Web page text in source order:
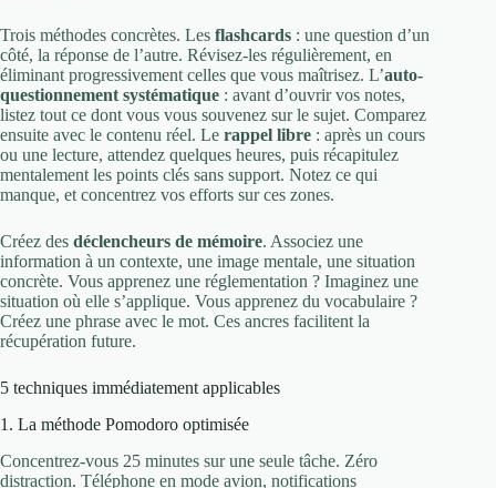
Trois méthodes concrètes. Les flashcards : une question d’un
côté, la réponse de l’autre. Révisez-les régulièrement, en
éliminant progressivement celles que vous maîtrisez. L’auto-
questionnement systématique : avant d’ouvrir vos notes,
listez tout ce dont vous vous souvenez sur le sujet. Comparez
ensuite avec le contenu réel. Le rappel libre : après un cours
ou une lecture, attendez quelques heures, puis récapitulez
mentalement les points clés sans support. Notez ce qui
manque, et concentrez vos efforts sur ces zones.
Créez des déclencheurs de mémoire. Associez une
information à un contexte, une image mentale, une situation
concrète. Vous apprenez une réglementation ? Imaginez une
situation où elle s’applique. Vous apprenez du vocabulaire ?
Créez une phrase avec le mot. Ces ancres facilitent la
récupération future.
5 techniques immédiatement applicables
1. La méthode Pomodoro optimisée
Concentrez-vous 25 minutes sur une seule tâche. Zéro
distraction. Téléphone en mode avion, notifications